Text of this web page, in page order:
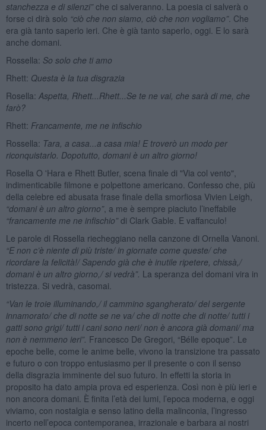
stanchezza e di silenzi”che ci salveranno. La poesia ci salverà o
forse ci dirà solo “ciò che non siamo, ciò che non vogliamo”. Che
era già tanto saperlo ieri. Che è già tanto saperlo, oggi. E lo sarà
anche domani.
Rossella: So solo che ti amo
Rhett: Questa è la tua disgrazia
Rosella: Aspetta, Rhett...Rhett...Se te ne vai, che sarà di me, che
farò?
Rhett: Francamente, me ne infischio
Rossella: Tara, a casa...a casa mia! E troverò un modo per
riconquistarlo. Dopotutto, domani è un altro giorno!
Rosella O 'Hara e Rhett Butler, scena finale di "Via col vento",
indimenticabile filmone e polpettone americano. Confesso che, più
della celebre ed abusata frase finale della smorfiosa Vivien Leigh,
“domani è un altro giorno”, a me è sempre piaciuto l’ineffabile
“francamente me ne infischio”di Clark Gable. E vaffanculo!
Le parole di Rossella riecheggiano nella canzone di Ornella Vanoni.
“E non c’è niente di più triste/ in giornate come queste/ che
ricordare la felicità!/ Sapendo già che è inutile ripetere, chissà,/
domani è un altro giorno,/ si vedrà”. La speranza del domani vira in
tristezza. Si vedrà, casomai.
“Van le troie illuminando,/ il cammino sgangherato/ del sergente
innamorato/ che di notte se ne va/ che di notte che di notte/ tutti i
gatti sono grigi/ tutti i cani sono neri/ non è ancora già domani/ ma
non è nemmeno ieri”. Francesco De Gregori, “Bélle epoque”. Le
epoche belle, come le anime belle, vivono la transizione tra passato
e futuro o con troppo entusiasmo per il presente o con il senso
della disgrazia imminente del suo futuro. In effetti la storia in
proposito ha dato ampia prova ed esperienza. Così non è più ieri e
non ancora domani. È finita l’età dei lumi, l’epoca moderna, e oggi
viviamo, con nostalgia e senso latino della malinconia, l’ingresso
incerto nell’epoca contemporanea, irrazionale e barbara ai nostri